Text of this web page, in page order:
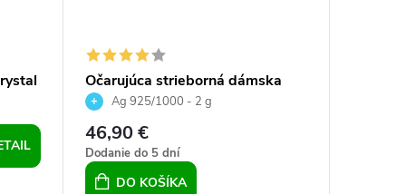
Očarujúca strieborná dámska
súprava prívesok a náušnice
Ag 925/1000 - 2 g
46,90 €
Dodanie do 5 dní
DO KOŠÍKA